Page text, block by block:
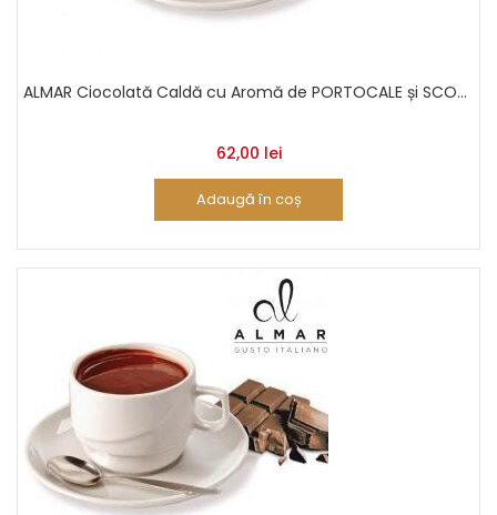
ALMAR Ciocolată Caldă cu Aromă de PORTOCALE și SCOȚIȘOARĂ
62,00 lei
Adaugă în coș